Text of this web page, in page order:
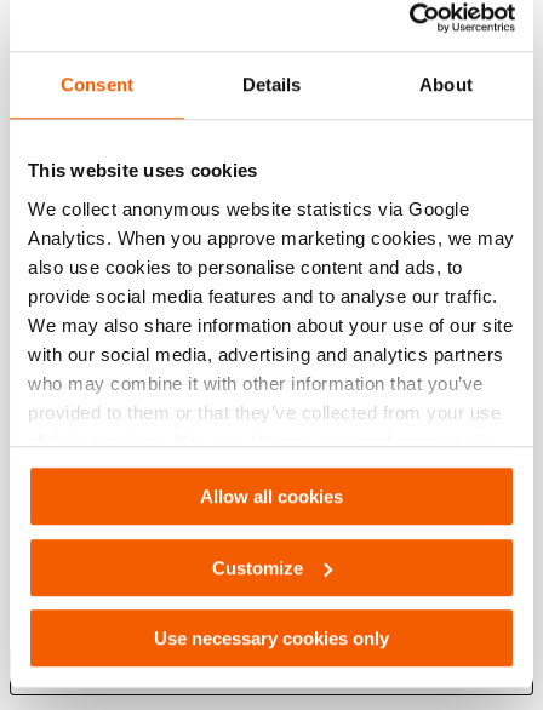
Consent Details About
This website uses cookies
We collect anonymous website statistics via Google
Analytics. When you approve marketing cookies, we may
also use cookies to personalise content and ads, to
provide social media features and to analyse our traffic.
We may also share information about your use of our site
with our social media, advertising and analytics partners
who may combine it with other information that you’ve
provided to them or that they’ve collected from your use
of their services. You can change your preferences via
Settings. See ourcookiestatement.
Allow all cookies
Customize
Use necessary cookies only
Technical Drawing RA 5322
Características
Relación óptima entre rendimiento y peso
Elevada fuerza de separación en relación con el peso
de la herramienta
Sistema de bloqueo automático para los accesorios
Cambio de accesorios en tan solo unos segundos, sin
Mostrar más